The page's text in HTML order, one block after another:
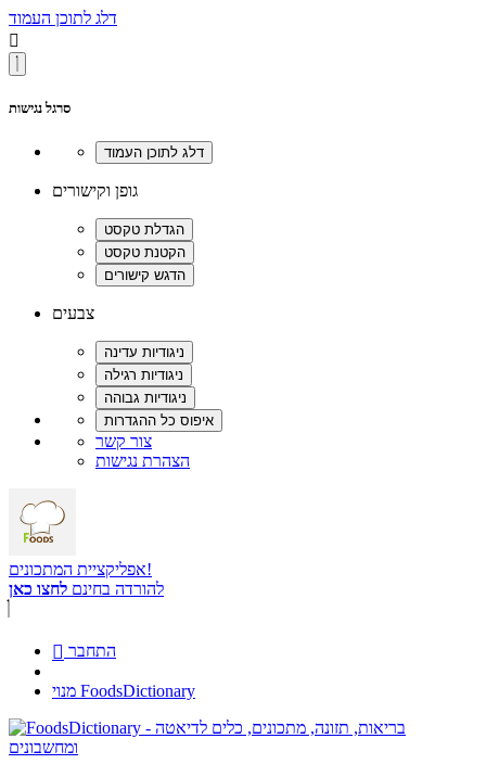
דלג לתוכן העמוד

סרגל נגישות
גופן וקישורים
צבעים
צור קשר
הצהרת נגישות
אפליקציית המתכונים!
להורדה בחינם לחצו כאן
 התחבר
מנוי FoodsDictionary